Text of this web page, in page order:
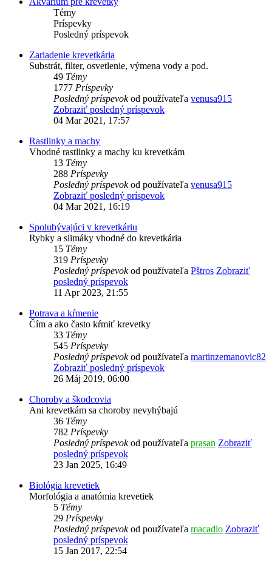
Témy
Príspevky
Posledný príspevok
Zariadenie krevetkária
Substrát, filter, osvetlenie, výmena vody a pod.
49 Témy
1777 Príspevky
Posledný príspevokod používateľa venusa915
Zobraziť posledný príspevok
04 Mar 2021, 17:57
Rastlinky a machy
Vhodné rastlinky a machy ku krevetkám
13 Témy
288 Príspevky
Posledný príspevokod používateľa venusa915
Zobraziť posledný príspevok
04 Mar 2021, 16:19
Spolubývajúci v krevetkáriu
Rybky a slimáky vhodné do krevetkária
15 Témy
319 Príspevky
Posledný príspevokod používateľa Pštros Zobraziť
posledný príspevok
11 Apr 2023, 21:55
Potrava a kŕmenie
Čím a ako často kŕmiť krevetky
33 Témy
545 Príspevky
Posledný príspevokod používateľa martinzemanovic82
Zobraziť posledný príspevok
26 Máj 2019, 06:00
Choroby a škodcovia
Ani krevetkám sa choroby nevyhýbajú
36 Témy
782 Príspevky
Posledný príspevokod používateľa prasan Zobraziť
posledný príspevok
23 Jan 2025, 16:49
Biológia krevetiek
Morfológia a anatómia krevetiek
5 Témy
29 Príspevky
Posledný príspevokod používateľa macadlo Zobraziť
posledný príspevok
15 Jan 2017, 22:54